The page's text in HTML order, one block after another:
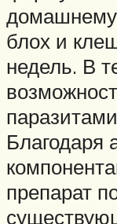
блох и
недель. В
препарат